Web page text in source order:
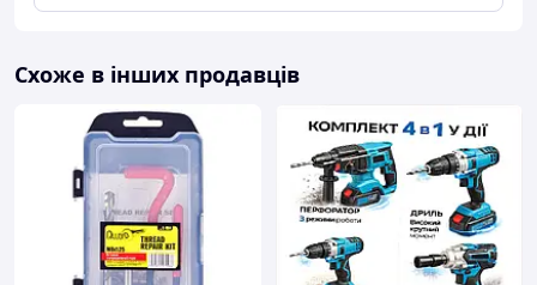
Схоже в інших продавців